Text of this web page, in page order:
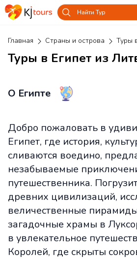
Найти Тур
Главная Страны и острова Туры
Туры в Египет из
О Египте
Добро пожаловать в
Египет, где история,
сливаются воедино,
незабываемые
путешественника.
древних цивилизаций,
величественные
загадочные храмы в
в увлекательное
Королей, где скрыты